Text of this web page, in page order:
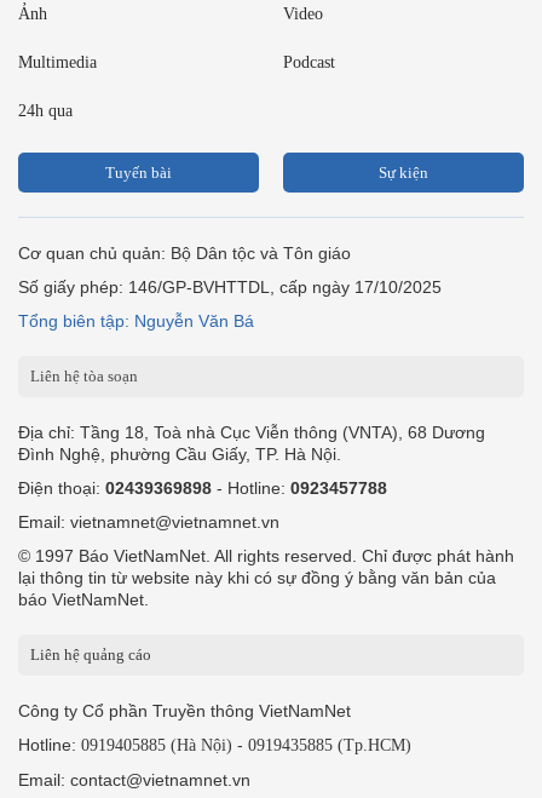
Ảnh Video
Multimedia Podcast
24h qua
Tuyến bài Sự kiện
Cơ quan chủ quản: Bộ Dân tộc và Tôn giáo
Số giấy phép: 146/GP-BVHTTDL, cấp ngày 17/10/2025
Tổng biên tập: Nguyễn Văn Bá
Liên hệ tòa soạn
Địa chỉ: Tầng 18, Toà nhà Cục Viễn thông (VNTA), 68 Dương
Đình Nghệ, phường Cầu Giấy, TP. Hà Nội.
Điện thoại: 02439369898 - Hotline: 0923457788
Email: vietnamnet@vietnamnet.vn
© 1997 Báo VietNamNet. All rights reserved. Chỉ được phát hành
lại thông tin từ website này khi có sự đồng ý bằng văn bản của
báo VietNamNet.
Liên hệ quảng cáo
Công ty Cổ phần Truyền thông VietNamNet
Hotline: 0919405885 (Hà Nội) - 0919435885 (Tp.HCM)
Email: contact@vietnamnet.vn